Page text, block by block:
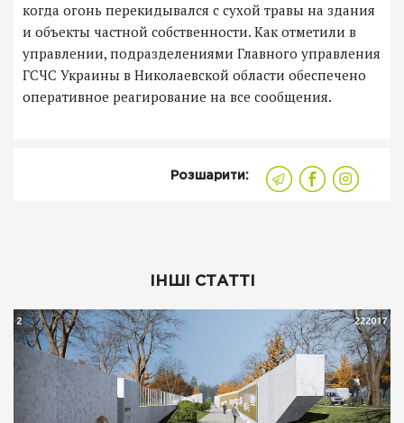
когда огонь перекидывался с сухой травы на здания
и объекты частной собственности. Как отметили в
управлении, подразделениями Главного управления
ГСЧС Украины в Николаевской области обеспечено
оперативное реагирование на все сообщения.
Розшарити:
ІНШІ СТАТТІ